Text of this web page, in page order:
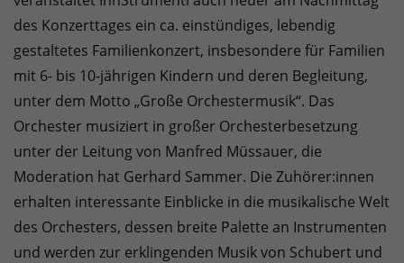
des Konzerttages ein ca. einstündiges, lebendig
gestaltetes Familienkonzert, insbesondere für Familien
mit 6- bis 10-jährigen Kindern und deren Begleitung,
unter dem Motto „Große Orchestermusik“. Das
Orchester musiziert in großer Orchesterbesetzung
unter der Leitung von Manfred Müssauer, die
Moderation hat Gerhard Sammer. Die Zuhörer:innen
erhalten interessante Einblicke in die musikalische Welt
des Orchesters, dessen breite Palette an Instrumenten
und werden zur erklingenden Musik von Schubert und